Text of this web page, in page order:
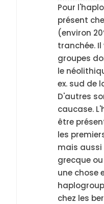
Pour
présent
(environ
tranchée.
groupes
le
ex. sud de
D'autres
caucase.
être
les
mais
grecque
une chose
chez les